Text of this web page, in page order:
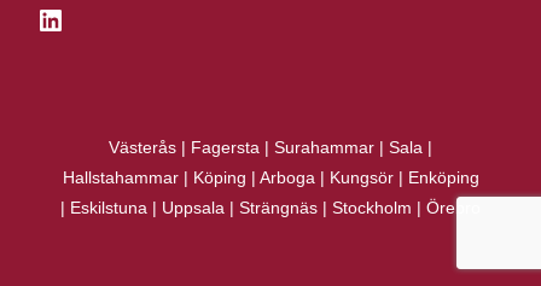
LinkedIn
Västerås Fagersta Surahammar Sala
Hallstahammar| Köping Arboga| Kungsör|
Enköping
Eskilstuna Uppsala Strängnäs Stockholm Örebro